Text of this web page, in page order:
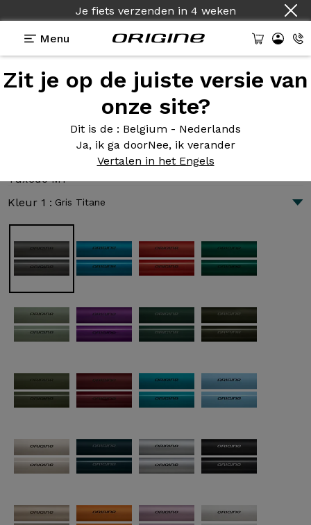
Je fiets verzenden in 4 weken
Menu
Zit je op de juiste versie van
onze site?
Dit is de : Belgium - Nederlands
Ja, ik ga doorNee, ik verander
Vertalen in het Engels
Presentatie Technologie
Tuxedo Flatbar M1
Tuxedo M1
Kleur 1 : Gris Titane